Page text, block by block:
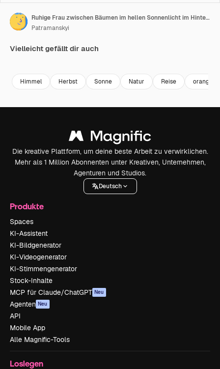
Ruhige Frau zwischen Bäumen im hellen Sonnenlicht im Hintergrund.
Patramanskyi
Vielleicht gefällt dir auch
Himmel Herbst Sonne Natur Reise orange
Die kreative Plattform, um deine beste Arbeit zu verwirklichen.
Mehr als 1 Million Abonnenten unter Kreativen, Unternehmen,
Agenturen und Studios.
Deutsch
Produkte
Spaces
KI-Assistent
KI-Bildgenerator
KI-Videogenerator
KI-Stimmengenerator
Stock-Inhalte
MCP für Claude/ChatGPT Neu
Agenten Neu
API
Mobile App
Alle Magnific-Tools
Loslegen